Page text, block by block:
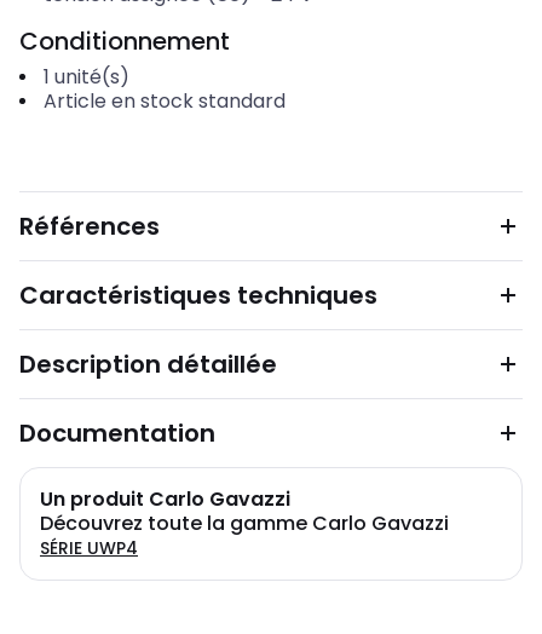
Conditionnement
1 unité(s)
Article en stock standard
Références
Caractéristiques techniques
Description détaillée
Documentation
Un produit Carlo Gavazzi
Découvrez toute la gamme Carlo Gavazzi
SÉRIE UWP4